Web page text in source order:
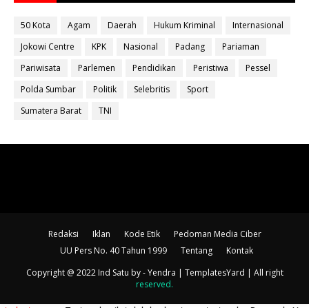
50 Kota Agam Daerah Hukum Kriminal
Internasional
Jokowi Centre
KPK Nasional Padang
Pariaman
Pariwisata
Parlemen Pendidikan Peristiwa
Pessel
Polda Sumbar
Politik Selebritis
Sport
Sumatera Barat
TNI
Redaksi Iklan Kode Etik
Pedoman Media Ciber
UU Pers No. 40 Tahun 1999
Tentang
Kontak
Copyright @ 2022 Ind Satu by - Yendra | TemplatesYard | All right
reserved.